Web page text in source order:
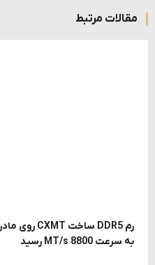
مقالات مرتبط
به سرعت 8800 MT/s رسید